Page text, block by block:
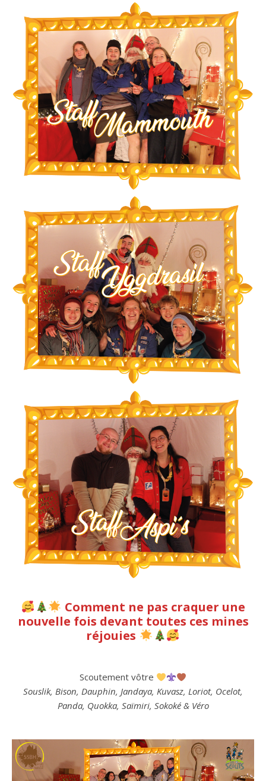
Comment ne pas craquer une
nouvelle fois devant toutes ces mines
réjouies
Scoutement vôtre
Souslik, Bison, Dauphin, Jandaya, Kuvasz, Loriot, Ocelot,
Panda, Quokka, Saïmiri, Sokoké & Véro